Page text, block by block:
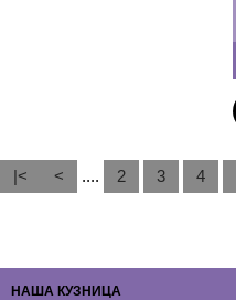
|< < .... 2 3 4
НАША КУЗНИЦА